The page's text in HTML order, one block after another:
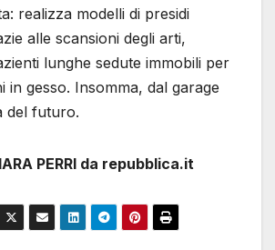
realizza modelli di presidi
alle scansioni degli arti,
lunghe sedute immobili per
in gesso. Insomma, dal garage
del futuro.
PERRI da repubblica.it